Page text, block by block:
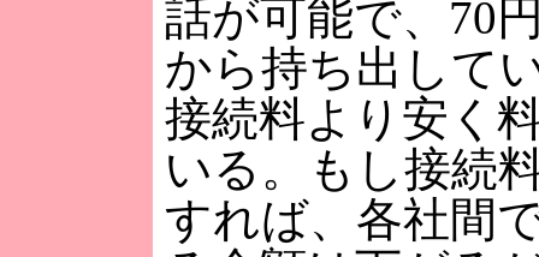
話が可能で、70
から持ち出して
接続料より安く
いる。もし接続
すれば、各社間